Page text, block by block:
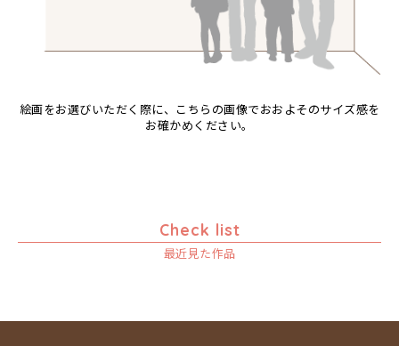
イッサ
エミリアス
ゼナ
ミムス
ムクンバ
ムワツカ
絵画をお選びいただく際に、こちらの画像でおおよそのサイズ感を
お確かめください。
Check list
最近見た作品